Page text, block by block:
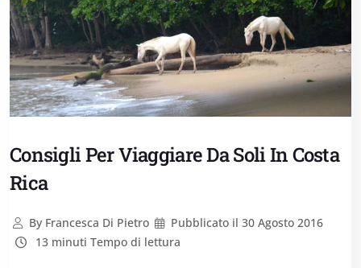
Consigli Per Viaggiare Da Soli In Costa
Rica
ByFrancesca Di Pietro Pubblicato il 30 Agosto 2016
13 minuti Tempo di lettura